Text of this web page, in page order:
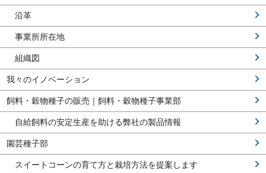
沿革
事業所所在地
組織図
我々のイノベーション
飼料・穀物種子の販売｜飼料・穀物種子事業部
自給飼料の安定生産を助ける弊社の製品情報
園芸種子部
スイートコーンの育て方と栽培方法を提案します